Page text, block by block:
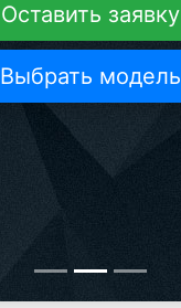
Оставить заявку
Выбрать модель